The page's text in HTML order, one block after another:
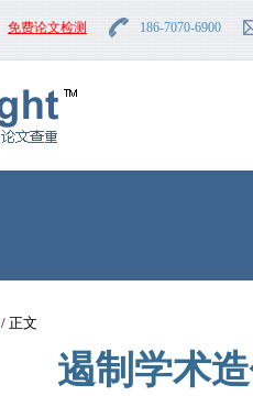
免费论文检测 186-7070-6900
/ 正文
遏制学术